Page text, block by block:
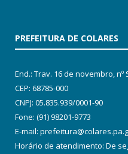
PREFEITURA DE COLARES
End.: Trav. 16 de novembro, nº
CEP: 68785-000
CNPJ: 05.835.939/0001-90
Fone: (91) 98201-9773
E-mail:
Horário de atendimento: De